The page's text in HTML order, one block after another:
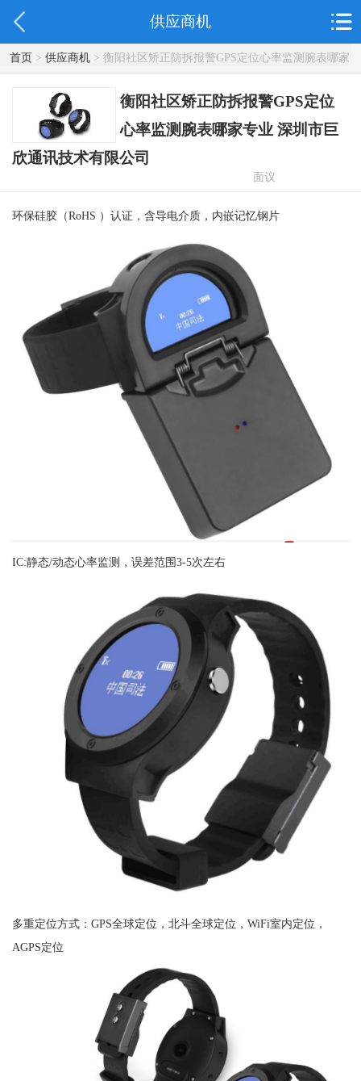
供应商机
首页> 供应商机> 衡阳社区矫正防拆报警GPS定位心率监测腕表哪家
专业 深圳市巨欣通讯技术有限公司
衡阳社区矫正防拆报警GPS定位
心率监测腕表哪家专业 深圳市巨
欣通讯技术有限公司
面议
环保硅胶（RoHS ）认证，含导电介质，内嵌记忆钢片
IC:静态/动态心率监测，误差范围3-5次左右
多重定位方式：GPS全球定位，北斗全球定位，WiFi室内定位，
AGPS定位